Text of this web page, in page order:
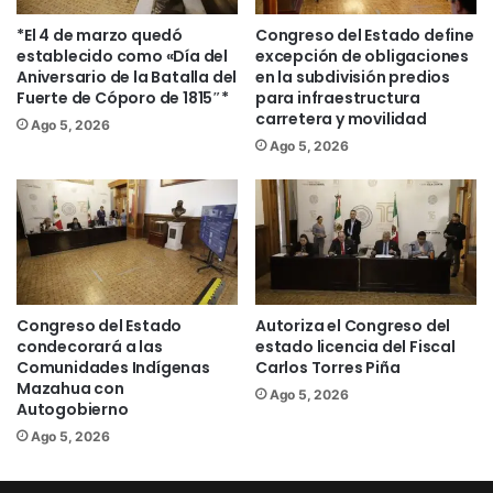
prioridades de la política pública y que,
en muchos casos, se enfrentaba con
estigmas o con incomprensión. Hoy la
realidad es distinta: la salud mental se
reconoce cada vez más como una parte
bienestar integral de las personas»,
expresó.
El legislador explicó que el dictamen
aprobado fortalece el marco jurídico del
estado en materia de salud mental y
bienestar emocional a través de
múltiples ejes. Entre los más relevantes,
destacó la habilitación de áreas
*El 4 de marzo quedó
establecido como «Día del
Aniversario de la Batalla del
Fuerte de Cóporo de 1815″*
Ago 5, 2026
Congreso del Estado define
excepción de obligaciones
en la subdivisión predios
para infraestructura
carretera y movilidad
Ago 5, 2026
Congreso del Estado
condecorará a las
Comunidades Indígenas
Mazahua con
Autogobierno
Ago 5, 2026
Autoriza el Congreso del
estado licencia del Fiscal
Carlos Torres Piña
Ago 5, 2026